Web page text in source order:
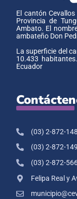
El cantón
Provincia de
Ambato. El
ambateño Don
La superficie del
10.433
Ecuador
(03) 2-872-148
(03) 2-872-149
(03) 2-872-
Felipa Real y